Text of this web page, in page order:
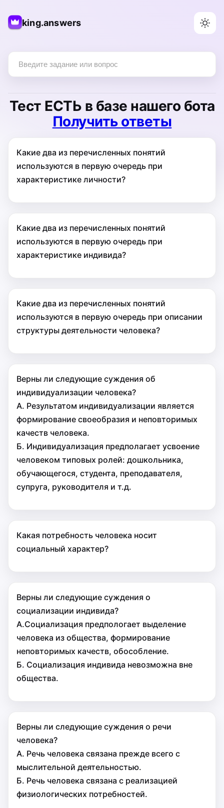
king.answers
Тест ЕСТЬ в базе нашего бота
Получить ответы
Какие два из перечисленных понятий
используются в первую очередь при
характеристике личности?
Какие два из перечисленных понятий
используются в первую очередь при
характеристике индивида?
Какие два из перечисленных понятий
используются в первую очередь при описании
структуры деятельности человека?
Верны ли следующие суждения об
индивидуализации человека?
А. Результатом индивидуализации является
формирование своеобразия и неповторимых
качеств человека.
Б. Индивидуализация предполагает усвоение
человеком типовых ролей: дошкольника,
обучающегося, студента, преподавателя,
супруга, руководителя и т.д.
Какая потребность человека носит
социальный характер?
Верны ли следующие суждения о
социализации индивида?
А.Социализация предпологает выделение
человека из общества, формирование
неповторимых качеств, обособление.
Б. Социализация индивида невозможна вне
общества.
Верны ли следующие суждения о речи
человека?
А. Речь человека связана прежде всего с
мыслительной деятельностью.
Б. Речь человека связана с реализацией
физиологических потребностей.